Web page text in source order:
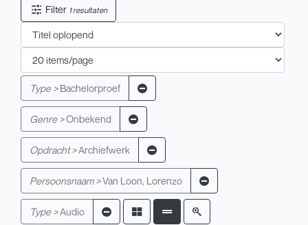
Filter 1 resultaten
Type > Bachelorproef
Genre >Onbekend
Opdracht >Archiefwerk
Persoonsnaam >Van Loon, Lorenzo
Type >Audio